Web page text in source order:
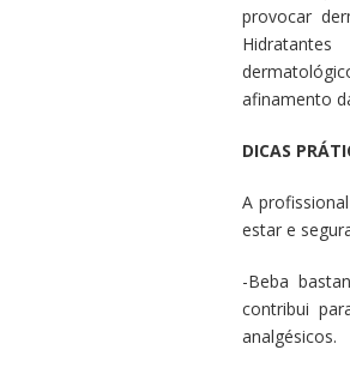
provocar
afinamento
DICAS
A
estar e
-Beba
contribui
analgésicos.